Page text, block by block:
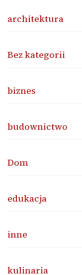
architektura
Bez kategorii
biznes
budownictwo
Dom
edukacja
inne
kulinaria